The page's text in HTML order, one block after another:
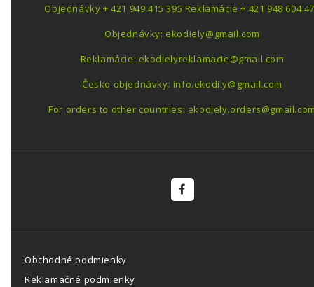
Objednávky + 421 949 415 395 Reklamácie + 421 948 604
Objednávky: ekodiely@gmail.com
Reklamácie: ekodielyreklamacie@gmail.com
Česko objednávky: info.ekodily@gmail.com
For orders to other countries:
Obchodné podmienky
Reklamačné podmienky